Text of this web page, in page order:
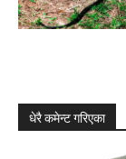
धेरै कमेन्ट गरिएका